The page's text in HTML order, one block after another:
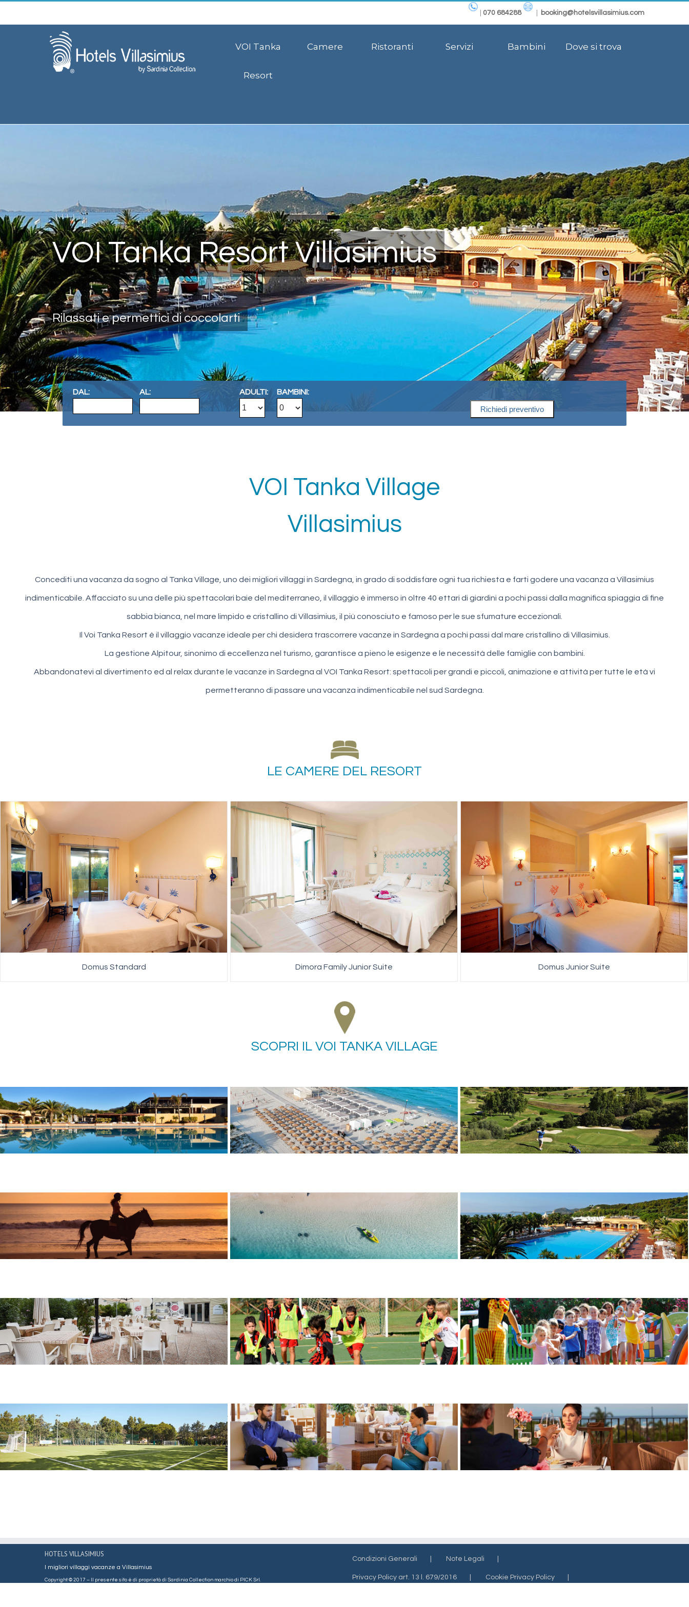
070 684288 booking@hotelsvillasimius.com
VOI Tanka
Resort
Camere Ristoranti Servizi Bambini Dove si trova
VOI Tanka Resort Villasimius
Rilassati e permettici di coccolarti
DAL: AL: ADULTI: BAMBINI:
Richiedi preventivo
VOI Tanka Village
Villasimius
Concediti una vacanza da sogno al Tanka Village, uno dei migliori villaggi in Sardegna, in grado di soddisfare ogni tua richiesta e farti godere una vacanza a Villasimius
indimenticabile. Affacciato su una delle più spettacolari baie del mediterraneo, il villaggio è immerso in oltre 40 ettari di giardini a pochi passi dalla magnifica spiaggia di fine
sabbia bianca, nel mare limpido e cristallino di Villasimius, il più conosciuto e famoso per le sue sfumature eccezionali.
Il Voi Tanka Resort è il villaggio vacanze ideale per chi desidera trascorrere vacanze in Sardegna a pochi passi dal mare cristallino di Villasimius.
La gestione Alpitour, sinonimo di eccellenza nel turismo, garantisce a pieno le esigenze e le necessità delle famiglie con bambini.
Abbandonatevi al divertimento ed al relax durante le vacanze in Sardegna al VOI Tanka Resort: spettacoli per grandi e piccoli, animazione e attività per tutte le età vi
permetteranno di passare una vacanza indimenticabile nel sud Sardegna.
LE CAMERE DEL RESORT
Domus Standard Dimora Family Junior Suite Domus Junior Suite
SCOPRI IL VOI TANKA VILLAGE
HOTELS VILLASIMIUS
I migliori villaggi vacanze a Villasimius
Copyright © 2017 – Il presente sito è di proprietà di Sardinia Collection marchio di PICK Srl.
Condizioni Generali Note Legali
Privacy Policy art. 13 l. 679/2016 Cookie Privacy Policy